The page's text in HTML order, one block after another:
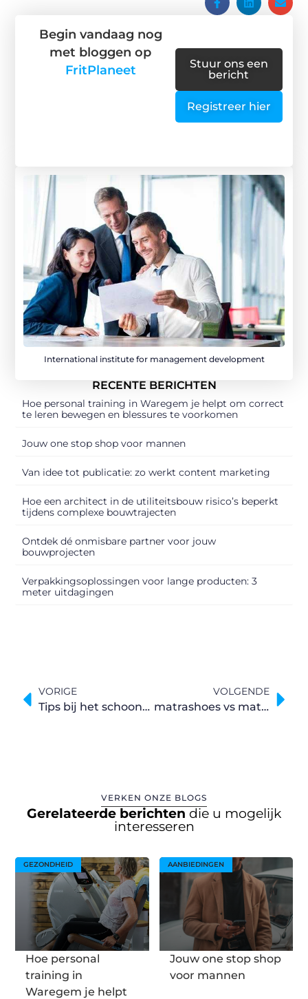
International institute for management development
RECENTE BERICHTEN
Hoe personal training in Waregem je helpt om correct
te leren bewegen en blessures te voorkomen
Jouw one stop shop voor mannen
Van idee tot publicatie: zo werkt content marketing
Hoe een architect in de utiliteitsbouw risico’s beperkt
tijdens complexe bouwtrajecten
Ontdek dé onmisbare partner voor jouw
bouwprojecten
Verpakkingsoplossingen voor lange producten: 3
meter uitdagingen
Begin vandaag nog
met bloggen op
FritPlaneet
Stuur ons een
bericht
Registreer hier
VORIGE
Tips bij het schoonmaken van een koelkast
VOLGENDE
matrashoes vs matrasbeschermer: wat is het verschil?
VERKEN ONZE BLOGS
Gerelateerde berichten die u mogelijk
interesseren
GEZONDHEID
Hoe personal
training in
Waregem je helpt
AANBIEDINGEN
Jouw one stop shop
voor mannen